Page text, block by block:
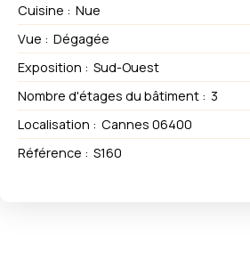
Cuisine : Nue
Vue : Dégagée
Exposition : Sud-Ouest
Nombre d'étages du bâtiment : 3
Localisation : Cannes 06400
Référence : S160